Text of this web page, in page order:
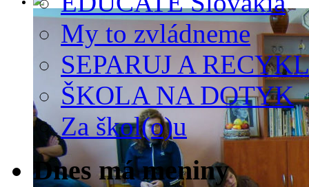
My to zvládneme
SEPARUJ A
ŠKOLA NA DOTYK
Za škol(o)u
Dnes má meniny